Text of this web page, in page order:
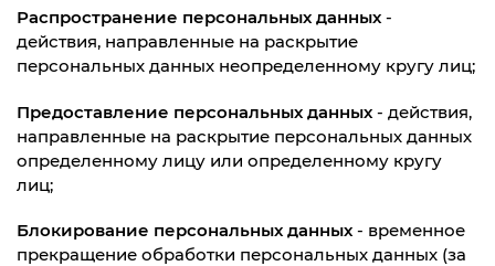
Распространение персональных данных-
действия, направленные на раскрытие
персональных данных неопределенному кругу лиц;
Предоставление персональных данных- действия,
направленные на раскрытие персональных данных
определенному лицу или определенному кругу
лиц;
Блокирование персональных данных- временное
прекращение обработки персональных данных (за